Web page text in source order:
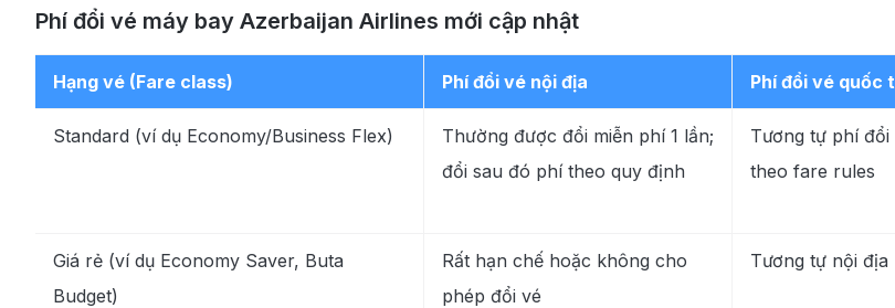
Phí đổi vé máy bay Azerbaijan Airlines mới cập nhật
Hạng vé (Fare class) Phí đổi vé nội địa Phí đổi vé quốc
Standard (ví dụ Economy/Business Flex)
Thường được đổi miễn phí 1 lần;
đổi sau đó phí theo quy định
Tương tự phí đổi
theo fare rules
Giá rẻ (ví dụ Economy Saver, Buta
Budget)
Rất hạn chế hoặc không cho
phép đổi vé
Tương tự nội địa